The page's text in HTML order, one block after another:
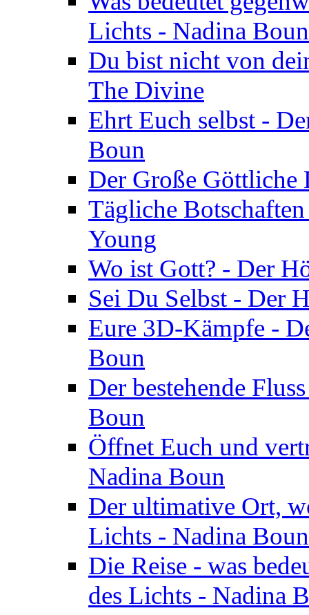
Lichts - Nadina Boun
Du bist nicht von
The Divine
Ehrt Euch selbst -
Boun
Der Große
Tägliche
Young
Wo ist Gott? - Der
Sei Du Selbst - Der
Eure 3D-Kämpfe -
Boun
Der bestehende
Boun
Öffnet Euch und
Nadina Boun
Der ultimative Ort,
Lichts - Nadina Boun
Die Reise - was
des Lichts - Nadina